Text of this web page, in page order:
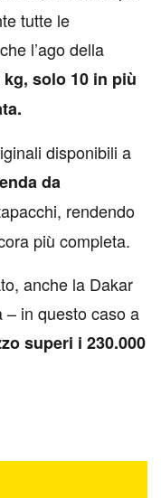
tutte le
l’ago della
kg, solo 10 in più
disponibili a
da
rendendo
più completa.
anche la Dakar
– in questo caso a
superi i 230.000